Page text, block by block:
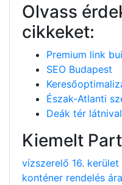
Olvass
cikkeket:
Premium link
SEO Budapest
Észak-Atlanti
Deák tér
Kiemelt
vízszerelő 16. kerület
konténer rendelés